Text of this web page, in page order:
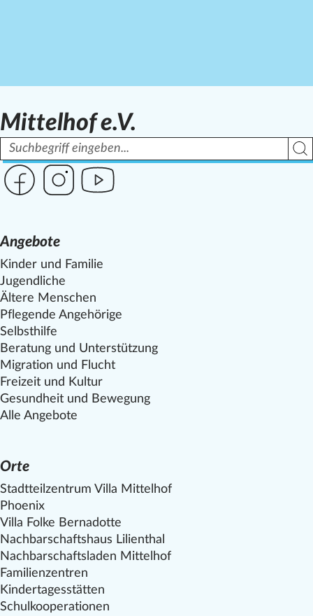
Mittelhof e.V.
Suchbegriff
Link zur Seite des Mittelhof auf Facebook
Link zur Seite des Mittelhof auf Instagram
Link zur Seite des Mittelhof auf Youtube
Angebote
Kinder und Familie
Jugendliche
Ältere Menschen
Pflegende Angehörige
Selbsthilfe
Beratung und Unterstützung
Migration und Flucht
Freizeit und Kultur
Gesundheit und Bewegung
Alle Angebote
Orte
Stadtteilzentrum Villa Mittelhof
Phoenix
Villa Folke Bernadotte
Nachbarschaftshaus Lilienthal
Nachbarschaftsladen Mittelhof
Familienzentren
Kindertagesstätten
Schulkooperationen